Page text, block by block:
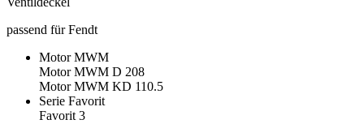
passend für Fendt
Motor MWM
Motor MWM D 208
Motor MWM KD 110.5
Serie Favorit
Favorit 3